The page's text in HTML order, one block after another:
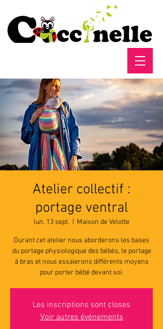
Atelier collectif :
portage ventral
lun. 13 sept. Maison de Velotte
Durant cet atelier nous aborderons les bases
du portage physiologique des bébés, le portage
à bras et nous essaierons différents moyens
pour porter bébé devant soi.
Les inscriptions sont closes
Voir autres événements